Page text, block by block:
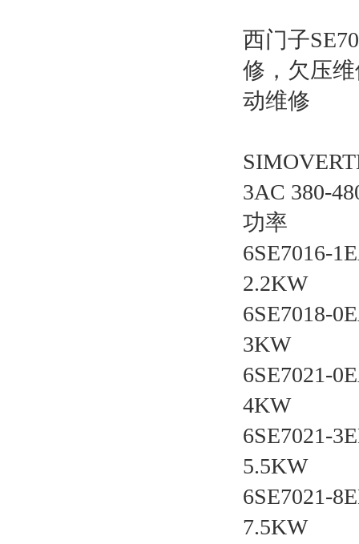
西门子
修，欠压
动维修
3AC 380-
功率
6SE7016-
2.2KW
6SE7018-
3KW
6SE7021-
4KW
6SE7021-
5.5KW
6SE7021-
7.5KW